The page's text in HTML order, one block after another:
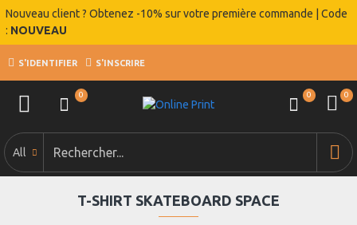
Nouveau client ? Obtenez -10% sur votre première commande | Code
: NOUVEAU
S'IDENTIFIER S'INSCRIRE
0 0 0
All
T-SHIRT SKATEBOARD SPACE